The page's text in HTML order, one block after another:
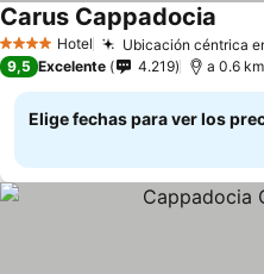
4 EstrellasHotel Ubicación céntrica
Carus Cappadocia
9,5 Excelente 4.219 a 0.6
Elige fechas para ver los